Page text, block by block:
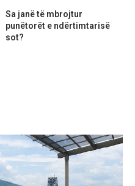
Sa janë të mbrojtur
punëtorët e ndërtimtarisë
sot?